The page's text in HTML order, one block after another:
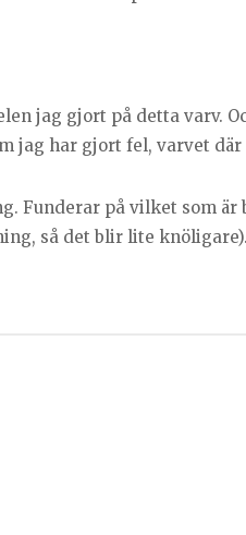
jag gjort på detta varv.
jag har gjort fel, varvet
Funderar på vilket som är
så det blir lite